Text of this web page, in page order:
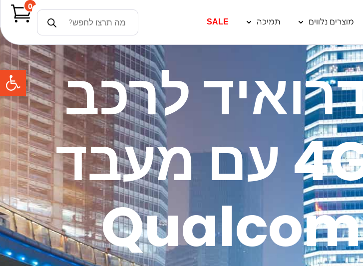
מוצרים נלווים תמיכה SALE
0
לרכב
4GB + 64GB עם מעבד